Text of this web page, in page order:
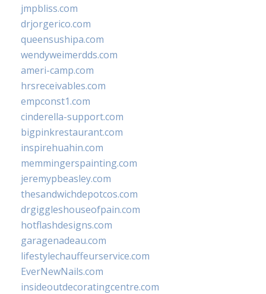
jmpbliss.com
drjorgerico.com
queensushipa.com
wendyweimerdds.com
ameri-camp.com
hrsreceivables.com
empconst1.com
cinderella-support.com
bigpinkrestaurant.com
inspirehuahin.com
memmingerspainting.com
jeremypbeasley.com
thesandwichdepotcos.com
drgiggleshouseofpain.com
hotflashdesigns.com
garagenadeau.com
lifestylechauffeurservice.com
EverNewNails.com
insideoutdecoratingcentre.com